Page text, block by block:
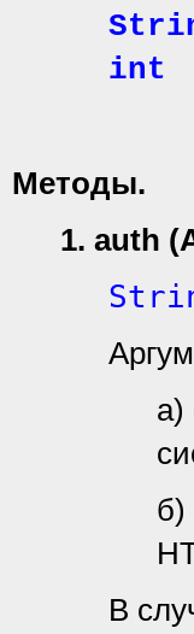
int
Методы.
1. auth
а)
б)
В